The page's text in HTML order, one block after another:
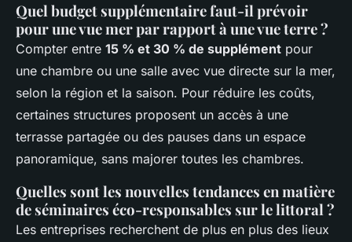
Quel budget supplémentaire faut-il prévoir
pour une vue mer par rapport à une vue terre ?
Compter entre 15 % et 30 % de supplément pour
une chambre ou une salle avec vue directe sur la mer,
selon la région et la saison. Pour réduire les coûts,
certaines structures proposent un accès à une
terrasse partagée ou des pauses dans un espace
panoramique, sans majorer toutes les chambres.
Quelles sont les nouvelles tendances en matière
de séminaires éco-responsables sur le littoral ?
Les entreprises recherchent de plus en plus des lieux